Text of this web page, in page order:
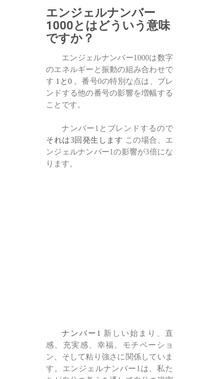
エンジェルナンバー
1000とはどういう意味
ですか？
エンジェルナンバー1000は数字
のエネルギーと振動の組み合わせで
す 1と0。番号0の特別な点は、ブレ
ンドする他の番号の影響を増幅する
ことです。
ナンバー1とブレンドするので
それは3回発生します この場合、エ
ンジェルナンバー1の影響が3倍にな
ります。
ナンバー1 新しい始まり、直
感、充実感、幸福、モチベーショ
ン、そして粘り強さに関係していま
す。エンジェルナンバー1は、私た